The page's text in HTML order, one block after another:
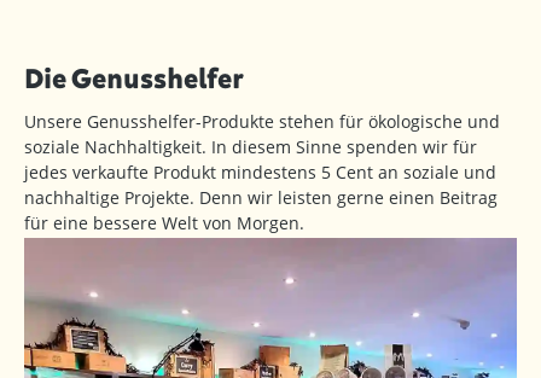
Die Genusshelfer
Unsere Genusshelfer-Produkte stehen für ökologische und
soziale Nachhaltigkeit. In diesem Sinne spenden wir für
jedes verkaufte Produkt mindestens 5 Cent an soziale und
nachhaltige Projekte. Denn wir leisten gerne einen Beitrag
für eine bessere Welt von Morgen.